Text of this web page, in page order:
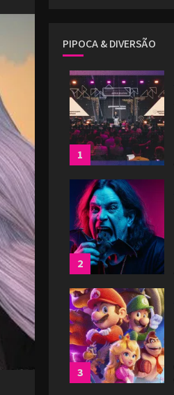
PIPOCA & DIVERSÃO
1
2
3